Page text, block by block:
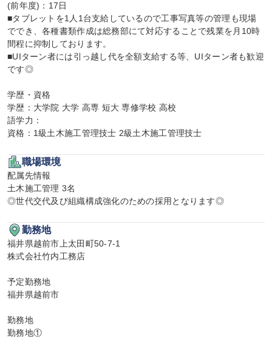
(前年度)：17日
■タブレットを1人1台支給しているので工事写真等の管理も現場
ででき、各種書類作成は総務部にて対応することで残業を月10時
間程に抑制しております。
■UIターン者には引っ越し代を全額支給する等、UIターン者も歓迎
です◎
学歴・資格
学歴：大学院 大学 高専 短大 専修学校 高校
語学力：
資格：1級土木施工管理技士 2級土木施工管理技士
職場環境
配属先情報
土木施工管理 3名
◎世代交代及び組織構成強化のための採用となります◎
勤務地
福井県越前市上太田町50-7-1
株式会社竹内工務店
予定勤務地
福井県越前市
勤務地
勤務地①